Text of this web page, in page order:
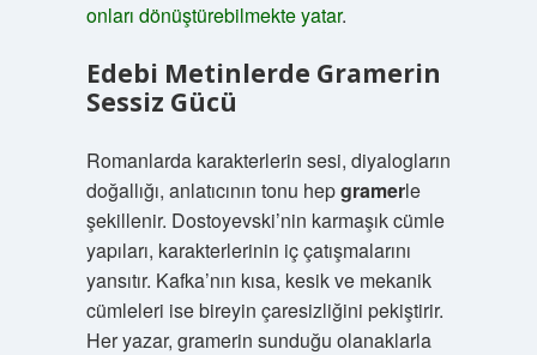
onları dönüştürebilmekte yatar.
Edebi Metinlerde Gramerin
Sessiz Gücü
Romanlarda karakterlerin sesi, diyalogların
doğallığı, anlatıcının tonu hepgramerle
şekillenir. Dostoyevski’nin karmaşık cümle
yapıları, karakterlerinin iç çatışmalarını
yansıtır. Kafka’nın kısa, kesik ve mekanik
cümleleri ise bireyin çaresizliğini pekiştirir.
Her yazar, gramerin sunduğu olanaklarla